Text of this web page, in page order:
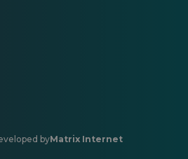
byMatrix Internet
Si